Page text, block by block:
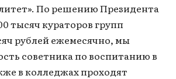
По решению Президента
тысяч кураторов групп
рублей ежемесячно, мы
советника по воспитанию в
в колледжах проходят